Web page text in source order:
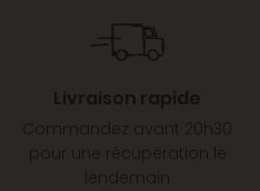
Livraison rapide
Commandez avant 20h30
pour une récupération le
lendemain